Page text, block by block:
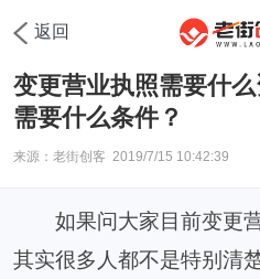
返回
首页 工商变更 法人代表变更
变更营业执照需要什
需要什么条件？
来源：老街创客 2019/7/15 10:42:39
如果问大家目前变更
其实很多人都不是特别清